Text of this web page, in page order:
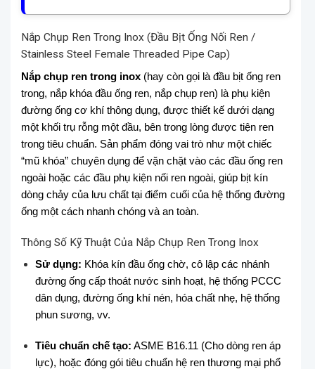
Nắp Chụp Ren Trong Inox (Đầu Bịt Ống Nối Ren /
Stainless Steel Female Threaded Pipe Cap)
Nắp chụp ren trong inox (hay còn gọi là đầu bịt ống ren
trong, nắp khóa đầu ống ren, nắp chụp ren) là phụ kiện
đường ống cơ khí thông dụng, được thiết kế dưới dạng
một khối trụ rỗng một đầu, bên trong lòng được tiện ren
trong tiêu chuẩn. Sản phẩm đóng vai trò như một chiếc
“mũ khóa” chuyên dụng để vặn chặt vào các đầu ống ren
ngoài hoặc các đầu phụ kiện nối ren ngoài, giúp bịt kín
dòng chảy của lưu chất tại điểm cuối của hệ thống đường
ống một cách nhanh chóng và an toàn.
Thông Số Kỹ Thuật Của Nắp Chụp Ren Trong Inox
Sử dụng: Khóa kín đầu ống chờ, cô lập các nhánh
đường ống cấp thoát nước sinh hoạt, hệ thống PCCC
dân dụng, đường ống khí nén, hóa chất nhẹ, hệ thống
phun sương, vv.
Tiêu chuẩn chế tạo: ASME B16.11 (Cho dòng ren áp
lực), hoặc đóng gói tiêu chuẩn hệ ren thương mại phổ